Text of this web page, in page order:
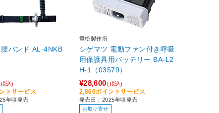
バンド AL-4NKB
込)
トサービス
年頃発売
重松製作所
シゲマツ 電動ファン付き呼吸
用保護具用バッテリー BA-L2
H-1（03579）
¥28,600(税込)
2,860ポイントサービス
発売日：2025年頃発売
お取り寄せ